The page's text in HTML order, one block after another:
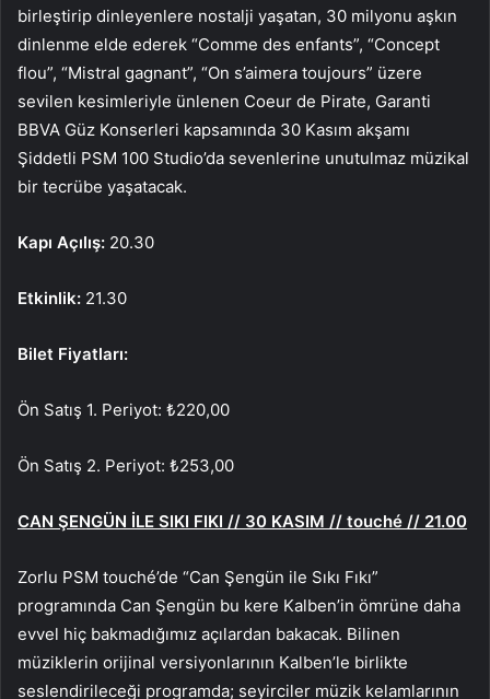
birleştirip dinleyenlere nostalji yaşatan, 30 milyonu aşkın
dinlenme elde ederek “Comme des enfants”, “Concept
flou”, “Mistral gagnant”, “On s’aimera toujours” üzere
sevilen kesimleriyle ünlenen Coeur de Pirate, Garanti
BBVA Güz Konserleri kapsamında 30 Kasım akşamı
Şiddetli PSM 100 Studio’da sevenlerine unutulmaz müzikal
bir tecrübe yaşatacak.
Kapı Açılış: 20.30
Etkinlik: 21.30
Bilet Fiyatları:
Ön Satış 1. Periyot: ₺220,00
Ön Satış 2. Periyot: ₺253,00
CAN ŞENGÜN İLE SIKI FIKI // 30 KASIM // touché // 21.00
Zorlu PSM touché’de “Can Şengün ile Sıkı Fıkı”
programında Can Şengün bu kere Kalben’in ömrüne daha
evvel hiç bakmadığımız açılardan bakacak. Bilinen
müziklerin orijinal versiyonlarının Kalben’le birlikte
seslendirileceği programda; seyirciler müzik kelamlarının